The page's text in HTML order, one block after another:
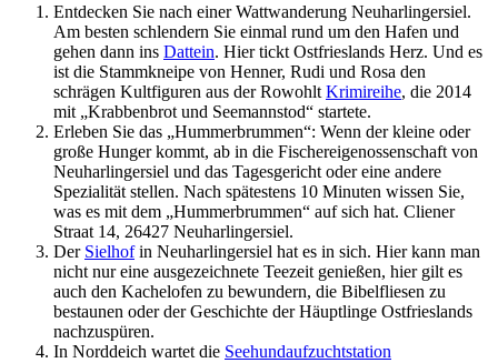
Entdecken Sie nach einer Wattwanderung Neuharlingersiel.
Am besten schlendern Sie einmal rund um den Hafen und
gehen dann ins Dattein. Hier tickt Ostfrieslands Herz. Und es
ist die Stammkneipe von Henner, Rudi und Rosa den
schrägen Kultfiguren aus der Rowohlt Krimireihe, die 2014
mit „Krabbenbrot und Seemannstod“ startete.
Erleben Sie das „Hummerbrummen“: Wenn der kleine oder
große Hunger kommt, ab in die Fischereigenossenschaft von
Neuharlingersiel und das Tagesgericht oder eine andere
Spezialität stellen. Nach spätestens 10 Minuten wissen Sie,
was es mit dem „Hummerbrummen“ auf sich hat. Cliener
Straat 14, 26427 Neuharlingersiel.
Der Sielhofin Neuharlingersiel hat es in sich. Hier kann man
nicht nur eine ausgezeichnete Teezeit genießen, hier gilt es
auch den Kachelofen zu bewundern, die Bibelfliesen zu
bestaunen oder der Geschichte der Häuptlinge Ostfrieslands
nachzuspüren.
In Norddeich wartet die Seehundaufzuchtstation